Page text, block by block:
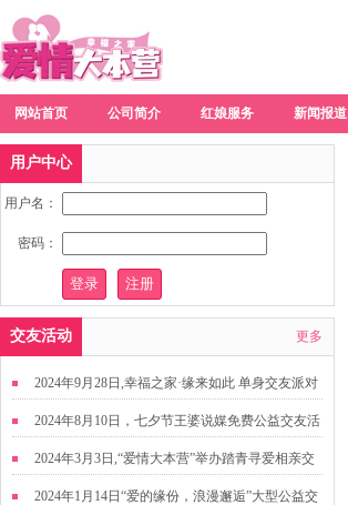
网站首页 公司简介 红娘服务 新闻报道
用户中心
用户名：
密码：
交友活动 更多
2024年9月28日,幸福之家·缘来如此 单身交友派对
2024年8月10日，七夕节王婆说媒免费公益交友活
动
2024年3月3日,“爱情大本营”举办踏青寻爱相亲交
友活动
2024年1月14日“爱的缘份，浪漫邂逅”大型公益交